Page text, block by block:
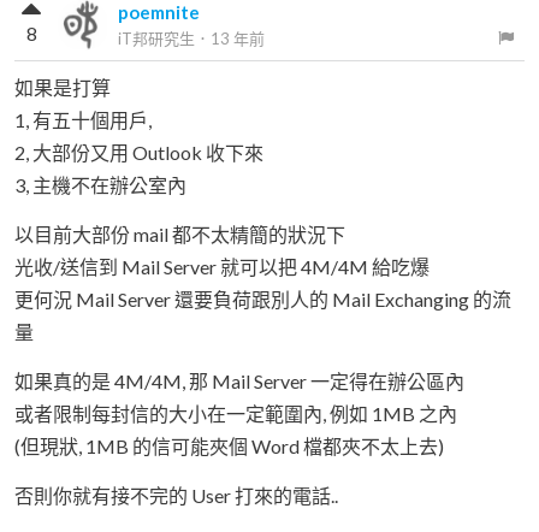
poemnite
iT邦研究生 ． 13 年前
8
如果是打算
1, 有五十個用戶,
2, 大部份又用 Outlook 收下來
3, 主機不在辦公室內
以目前大部份 mail 都不太精簡的狀況下
光收/送信到 Mail Server 就可以把 4M/4M 給吃爆
更何況 Mail Server 還要負荷跟別人的 Mail Exchanging 的流
量
如果真的是 4M/4M, 那 Mail Server 一定得在辦公區內
或者限制每封信的大小在一定範圍內, 例如 1MB 之內
(但現狀, 1MB 的信可能夾個 Word 檔都夾不太上去)
否則你就有接不完的 User 打來的電話..